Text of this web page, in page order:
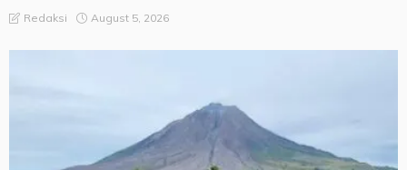
Redaksi August 5, 2026